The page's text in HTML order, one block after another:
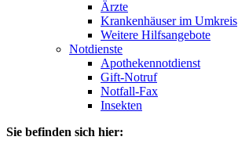
Ärzte
Krankenhäuser im Umkreis
Weitere Hilfsangebote
Notdienste
Apothekennotdienst
Gift-Notruf
Notfall-Fax
Insekten
Sie befinden sich hier: